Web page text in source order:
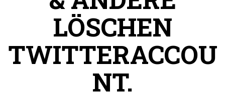
LÖSCHEN
TWITTERACCOU
NT.